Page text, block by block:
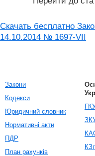
Скачать бесплатно
14.10.2014 № 1697-VII
Закони
Кодекси
Юридичний словник
Нормативні акти
ПДР
План рахунків